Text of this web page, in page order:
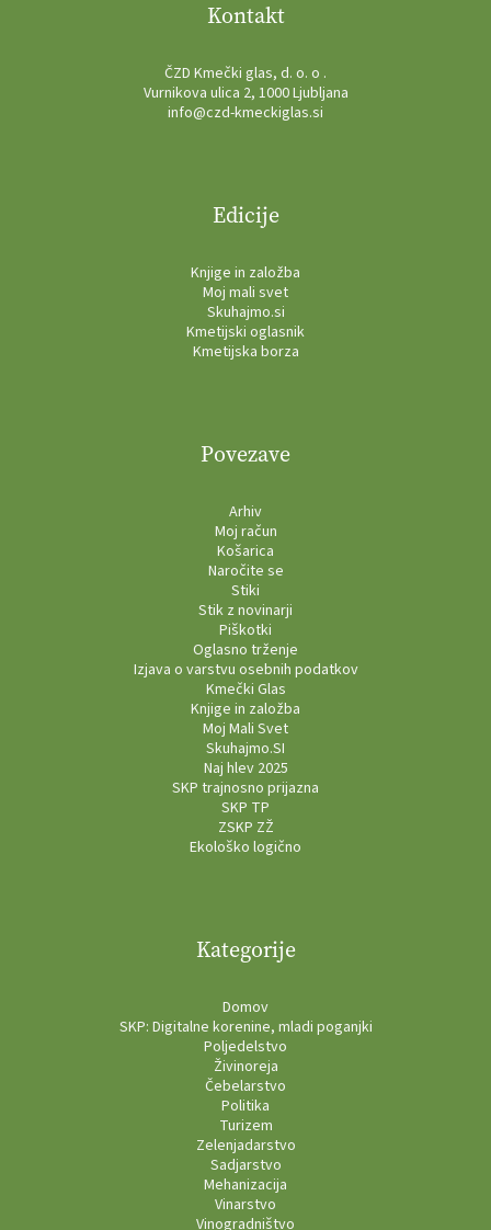
Kontakt
ČZD Kmečki glas, d. o. o .
Vurnikova ulica 2, 1000 Ljubljana
info@czd-kmeckiglas.si
Edicije
Knjige in založba
Moj mali svet
Skuhajmo.si
Kmetijski oglasnik
Kmetijska borza
Povezave
Arhiv
Moj račun
Košarica
Naročite se
Stiki
Stik z novinarji
Piškotki
Oglasno trženje
Izjava o varstvu osebnih podatkov
Kmečki Glas
Knjige in založba
Moj Mali Svet
Skuhajmo.SI
Naj hlev 2025
SKP trajnosno prijazna
SKP TP
ZSKP ZŽ
Ekološko logično
Kategorije
Domov
SKP: Digitalne korenine, mladi poganjki
Poljedelstvo
Živinoreja
Čebelarstvo
Politika
Turizem
Zelenjadarstvo
Sadjarstvo
Mehanizacija
Vinarstvo
Vinogradništvo